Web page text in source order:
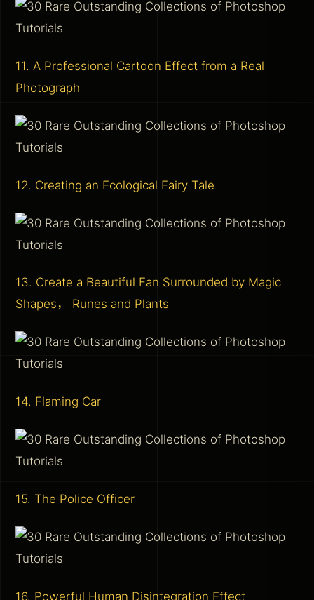
11. A Professional Cartoon Effect from a Real
Photograph
12. Creating an Ecological Fairy Tale
13. Create a Beautiful Fan Surrounded by Magic
Shapes， Runes and Plants
14. Flaming Car
15. The Police Officer
16. Powerful Human Disintegration Effect